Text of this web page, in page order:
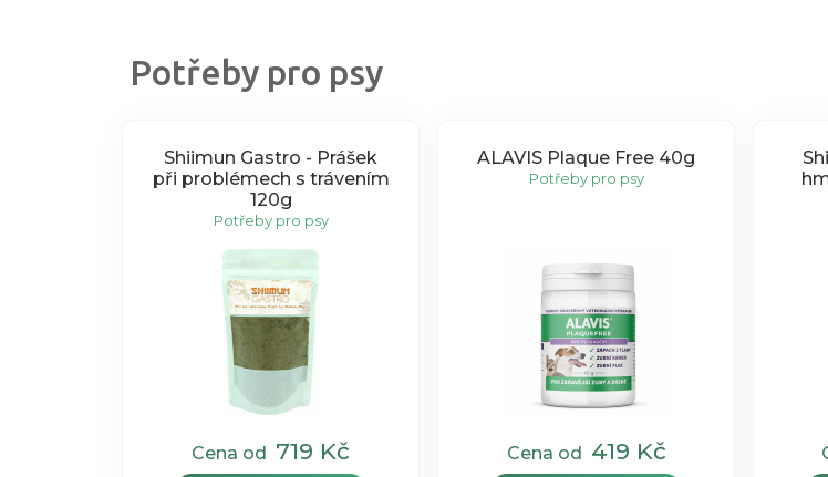
Potřeby pro psy
Shiimun Gastro - Prášek
při problémech s trávením
120g
Potřeby pro psy
Cena od 719 Kč
ALAVIS Plaque Free 40g
Potřeby pro psy
Cena od 419 Kč